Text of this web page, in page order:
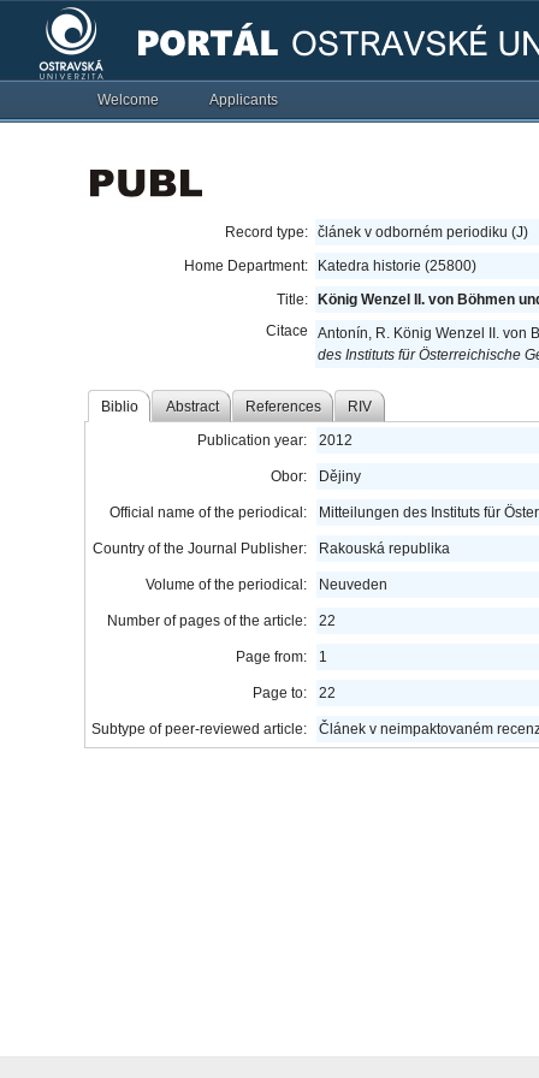
Welcome Applicants
Record type: článek v odborném periodiku (J)
Home Department:
Katedra historie (25800)
Title:
König Wenzel II. von Böhmen
Citace
Antonín, R. König Wenzel II. von
des Instituts für Österreichische
Biblio Abstract References RIV
Publication year: 2012
Obor: Dějiny
Official name of the periodical: Mitteilungen des Instituts für
Country of the Journal Publisher: Rakouská republika
Volume of the periodical: Neuveden
Number of pages of the article: 22
Page from: 1
Page to: 22
Subtype of peer-reviewed article: Článek v neimpaktovaném